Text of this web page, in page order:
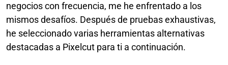
negocios con frecuencia, me he enfrentado a los
mismos desafíos. Después de pruebas exhaustivas,
he seleccionado varias herramientas alternativas
destacadas a Pixelcut para ti a continuación.